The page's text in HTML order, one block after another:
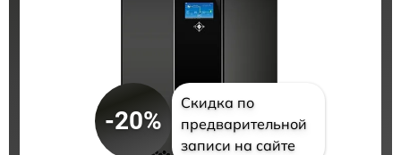
-20%
Скидка по
предварительной
записи на сайте